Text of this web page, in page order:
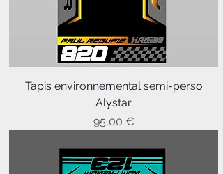
Tapis environnemental semi-perso
Alystar
Prix
95,00 €